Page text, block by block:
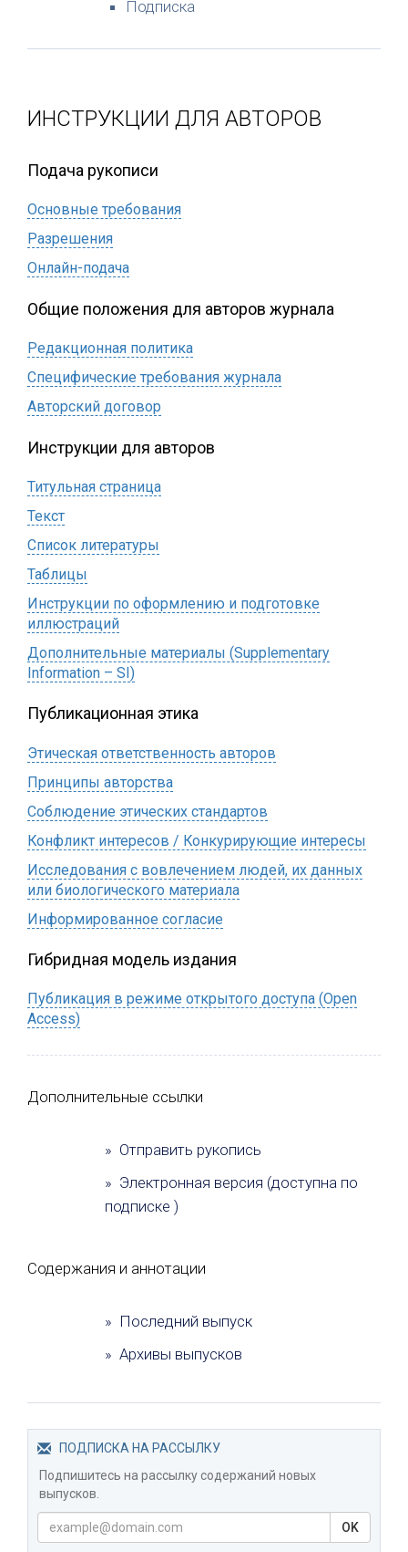
Подписка
ИНСТРУКЦИИ ДЛЯ АВТОРОВ
Подача рукописи
Основные требования
Разрешения
Онлайн-подача
Общие положения для авторов журнала
Редакционная политика
Специфические требования журнала
Авторский договор
Инструкции для авторов
Титульная страница
Текст
Список литературы
Таблицы
Инструкции по оформлению и подготовке
иллюстраций
Дополнительные материалы (Supplementary
Information – SI)
Публикационная этика
Этическая ответственность авторов
Принципы авторства
Соблюдение этических стандартов
Конфликт интересов / Конкурирующие интересы
Исследования с вовлечением людей, их данных
или биологического материала
Информированное согласие
Гибридная модель издания
Публикация в режиме открытого доступа (Open
Access)
Дополнительные ссылки
» Отправить рукопись
» Электронная версия (доступна по
подписке )
Содержания и аннотации
» Последний выпуск
» Архивы выпусков
ПОДПИСКА НА РАССЫЛКУ
Подпишитесь на рассылку содержаний новых
выпусков.
OK